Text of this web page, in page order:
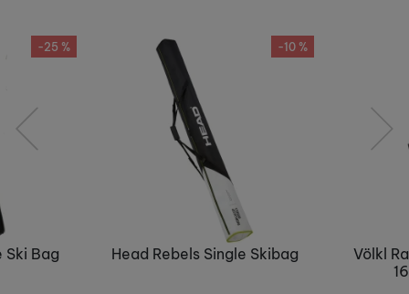
-10 %
Head Rebels Single Skibag
Völkl
-25 %
Ski Bag